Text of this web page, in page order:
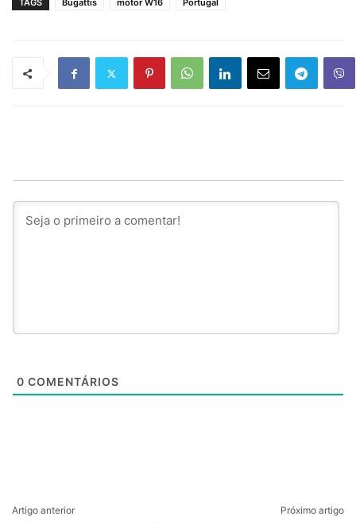
TAGS Bugattis motor W16 Portugal
0 COMENTÁRIOS
Artigo anterior Próximo artigo